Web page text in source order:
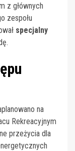
z głównych
zespołu
specjalny
na
Rekreacyjnym
przeżycia dla